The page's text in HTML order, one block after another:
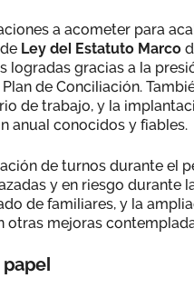
a acometer para
Ley del Estatuto Marco
logradas gracias a la
de Conciliación.
de trabajo, y la
anual conocidos y fiables.
de turnos durante el
y en riesgo durante
de familiares, y la
otras mejoras